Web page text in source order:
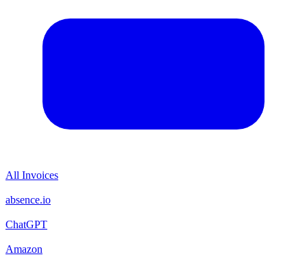
All Invoices
absence.io
ChatGPT
Amazon